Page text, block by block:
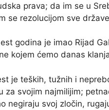
prava; da im se u
se rezolucijom sve
godina je imao Rijad
kojem ćemo danas
je teških, tužnih i
za svojim najmilijim;
negiraju svoj zločin,